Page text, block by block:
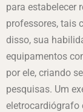
para estabelecer
professores, tais
disso, sua
equipamentos
por ele, criando
pesquisas. Um
eletrocardiógrafo